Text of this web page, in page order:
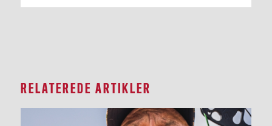
RELATEREDE ARTIKLER